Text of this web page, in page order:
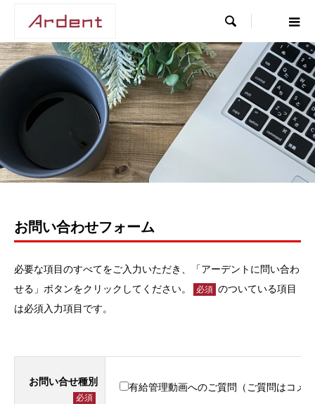

お問い合わせフォーム
必要な項目のすべてをご入力いただき、「アーデントに問い合わ
せる」ボタンをクリックしてください。
必須 のついている項目
は必須入力項目です。
お問い合せ種別
必須
有給管理動画へのご質問（ご質問はコ